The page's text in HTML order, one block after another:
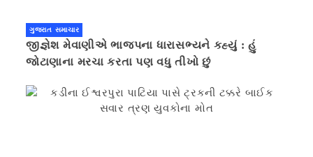
ગુજરાત સમાચાર
જીજ્ઞેશ મેવાણીએ ભાજપના ધારાસભ્યને કહ્યું : હું
જોટાણાના મરચા કરતા પણ વધુ તીખો છું